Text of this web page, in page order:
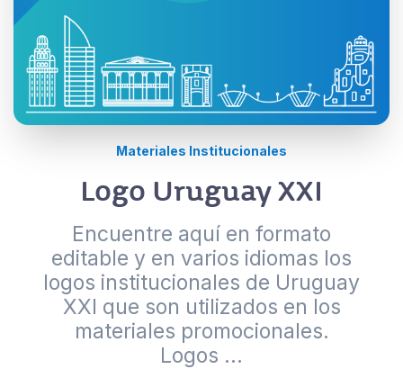
Materiales Institucionales
Logo Uruguay XXI
Encuentre aquí en formato
editable y en varios idiomas los
logos institucionales de Uruguay
XXI que son utilizados en los
materiales promocionales.
Logos ...